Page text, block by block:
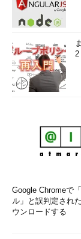
2
Google Chromeで
ル」と誤判定され
ウンロードする